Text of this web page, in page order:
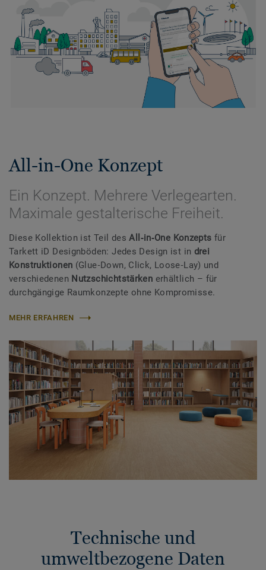
All-in-One Konzept
Ein Konzept. Mehrere Verlegearten.
Maximale gestalterische Freiheit.
Diese Kollektion ist Teil desAll‑in‑One Konzepts für
Tarkett iD Designböden: Jedes Design ist in drei
Konstruktionen (Glue‑Down, Click, Loose‑Lay) und
verschiedenen Nutzschichtstärken erhältlich – für
durchgängige Raumkonzepte ohne Kompromisse.
MEHR ERFAHREN
Technische und
umweltbezogene Daten